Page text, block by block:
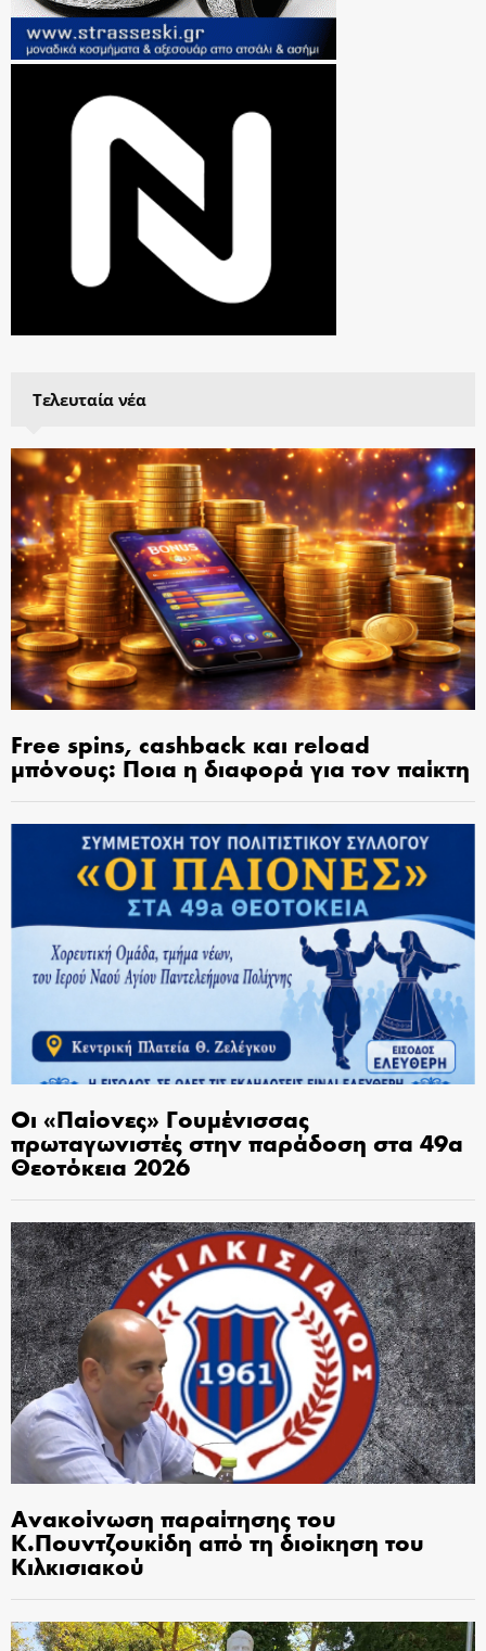
Τελευταία νέα
Free spins, cashback και reload
μπόνους: Ποια η διαφορά για τον παίκτη
Οι «Παίονες» Γουμένισσας
πρωταγωνιστές στην παράδοση στα 49α
Θεοτόκεια 2026
Ανακοίνωση παραίτησης του
Κ.Πουντζουκίδη από τη διοίκηση του
Κιλκισιακού